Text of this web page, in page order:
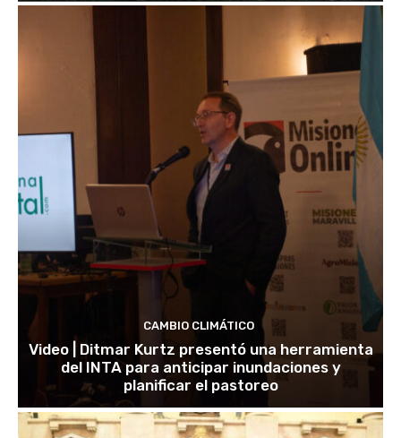
CAMBIO CLIMÁTICO
Video | Ditmar Kurtz presentó una herramienta
del INTA para anticipar inundaciones y
planificar el pastoreo